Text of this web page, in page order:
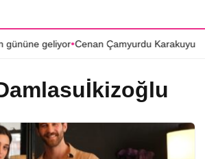
geliyor•Cenan Çamyurdu Karakuyu